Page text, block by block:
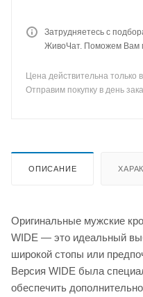
Затрудняетесь с
ЖивоЧат. Поможем Вам
Цена действительна только
Отправим покупку в день
ОПИСАНИЕ
Оригинальные мужские
WIDE — это идеальный
широкой стопы или
Версия WIDE была
обеспечить